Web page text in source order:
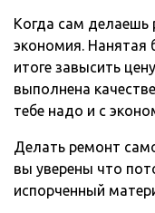
Когда сам делаешь
экономия. Нанятая
итоге завысить
выполнена
тебе надо и с
Делать ремонт
вы уверены что
испорченный